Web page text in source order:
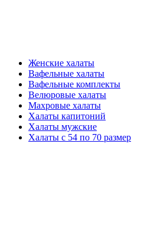
Женские халаты
Вафельные халаты
Вафельные комплекты
Велюровые халаты
Махровые халаты
Халаты капитоний
Халаты мужские
Халаты с 54 по 70 размер